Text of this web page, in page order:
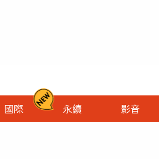
國際 永續 影音